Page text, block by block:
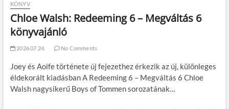
KÖNYV
Chloe Walsh: Redeeming 6 – Megváltás 6
könyvajánló
2026.07.24. No Comments
Joey és Aoife története új fejezethez érkezik az új, különleges
éldekorált kiadásban A Redeeming 6 – Megváltás 6 Chloe
Walsh nagysikerű Boys of Tommen sorozatának…